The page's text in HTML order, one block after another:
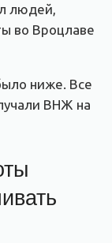
людей,
во Вроцлаве
ниже. Все
ВНЖ на